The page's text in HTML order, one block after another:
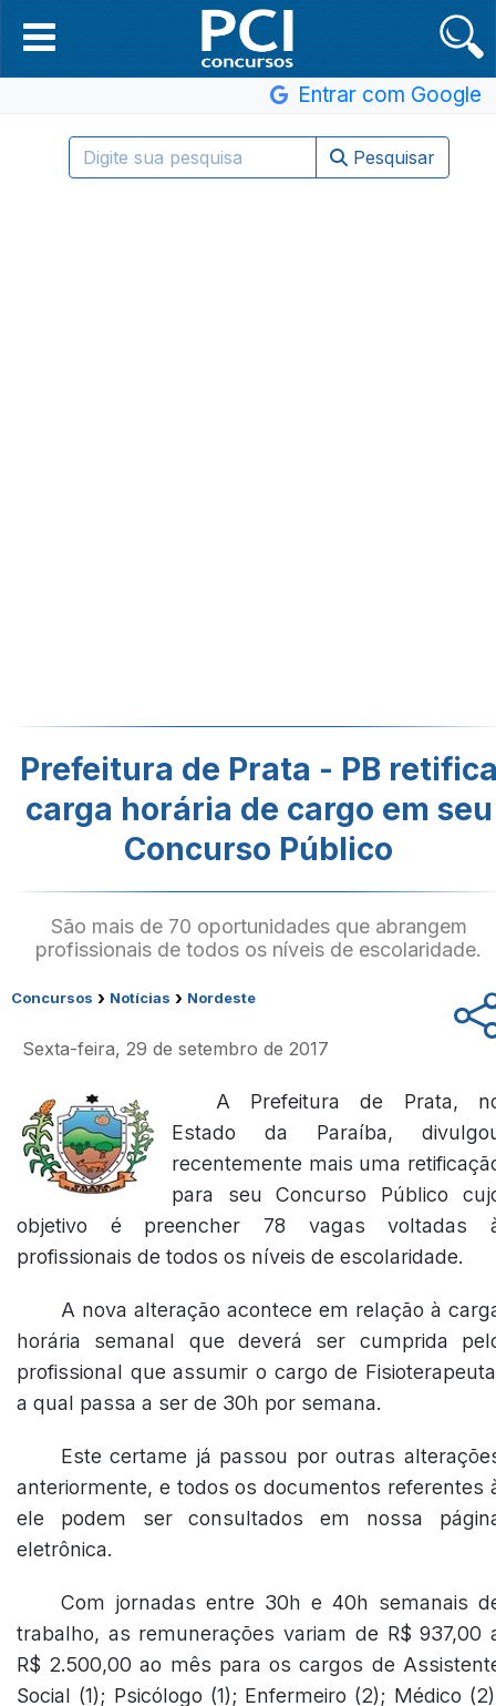
Entrar com Google
Pesquisar
Prefeitura de Prata - PB
carga horária de cargo em seu
Concurso Público
São mais de 70 oportunidades que abrangem
profissionais de todos os níveis de escolaridade.
Concursos › Notícias › Nordeste
Sexta-feira, 29 de setembro de 2017
A Prefeitura de Prata,
Estado da Paraíba,
recentemente mais uma
para seu Concurso Público
objetivo é preencher 78 vagas voltadas
profissionais de todos os níveis de escolaridade.
A nova alteração acontece em relação à
horária semanal que deverá ser cumprida
profissional que assumir o cargo de
a qual passa a ser de 30h por semana.
Este certame já passou por outras
anteriormente, e todos os documentos referentes
ele podem ser consultados em nossa
eletrônica.
Com jornadas entre 30h e 40h semanais
trabalho, as remunerações variam de R$ 937,00
R$ 2.500,00 ao mês para os cargos de
Social (1); Psicólogo (1); Enfermeiro (2); Médico